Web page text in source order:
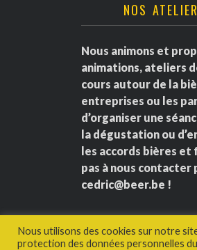
NOS
Nous animons et
animations, ateliers
cours autour de la
entreprises ou les
d’organiser une
la dégustation ou
les accords bières et
pas à nous contacter
cedric@beer.be !
Nous utilisons des cookies sur notre
protection des données personnelles